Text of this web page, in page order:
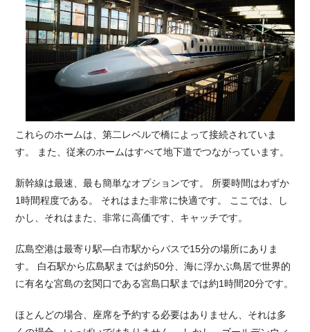
これらのホームは、第二レベルで橋によって接続されていま
す。 また、従来のホームはすべて地下道でつながっています。
新幹線は最速、最も簡単なオプションです。 所要時間はわずか
1時間程度である。 それはまた非常に快適です。 ここでは、し
かし、それはまた、非常に高価です、キャッチです。
広島空港は最寄り駅—白市駅からバスで15分の場所にありま
す。 白石駅から広島駅までは約50分、海に浮かぶ鳥居で世界的
に有名な宮島の玄関口である宮島口駅までは約1時間20分です。
ほとんどの場合、座席を予約する必要はありません、それは多